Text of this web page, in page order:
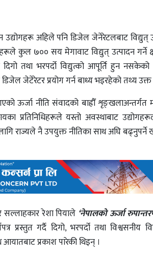
उद्योगहरू अहिले पनि डिजेल जेनेरेटलबाट
कुल ७०० सय मेगावाट विद्युत् उत्पादन
तथा भरपर्दो विद्युत्को आपूर्ति हुन नसकेको
जेटेरेटर प्रयोग गर्न बाध्य भइरहेको तथ्य उक्त
ऊर्जा नीति संवादको बाह्रौँ
प्रतिनिधिहरूले यस्तो अवस्थाबाट
राज्यले नै उपयुक्त नीतिका साथ अघि बढ्नुपर्ने
सल्लाहकार रेशा पियाले ‘नेपालको ऊर्जा
प्रस्तुत गर्दै दिगो, भरपर्दो तथा विश्वसनीय
प्रकाश पारेकी थिइन् ।